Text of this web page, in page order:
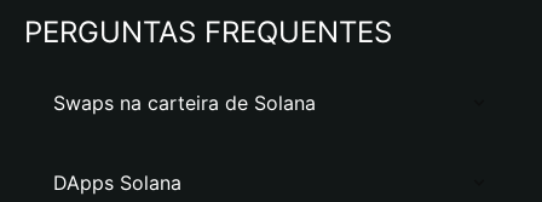
PERGUNTAS FREQUENTES
Swaps na carteira de Solana
DApps Solana